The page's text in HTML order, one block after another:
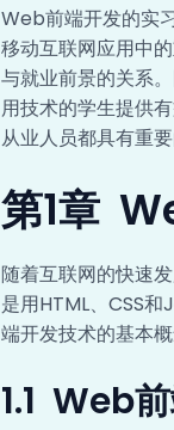
Web前端开发的实
移动互联网应用中
与就业前景的关系
用技术的学生提供
从业人员都具有重要
第1章
随着互联网的快速
是用HTML、CSS
端开发技术的基本
1.1 Web